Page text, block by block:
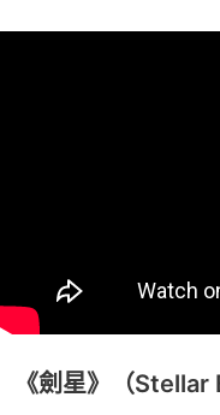
《劍星》（